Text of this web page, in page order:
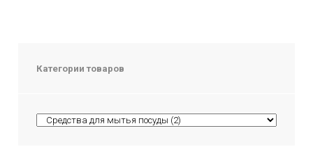
Категории товаров